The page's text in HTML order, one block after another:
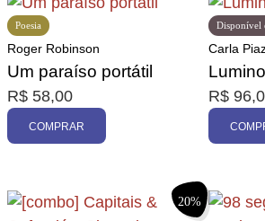
Poesia
Roger Robinson
Um paraíso portátil
R$ 58,00
COMPRAR
Disponível
Carla
Luminol
R$
20%